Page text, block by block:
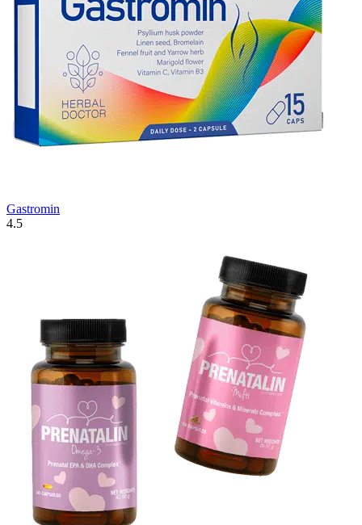
Gastromin
4.5